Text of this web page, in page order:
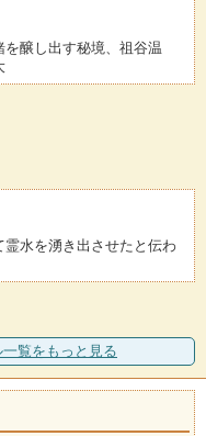
醸し出す秘境、祖谷温
水を湧き出させたと伝わ
一覧をもっと見る